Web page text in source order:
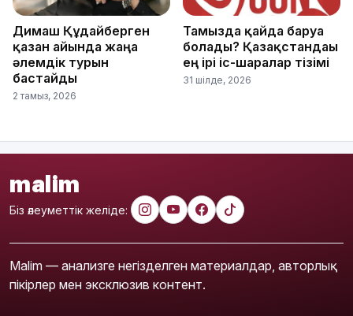
Димаш Құдайберген
қазан айында жаңа
әлемдік турын
бастайды
2 тамыз, 2026
Тамызда қайда баруға
болады? Қазақстандағы
ең ірі іс-шаралар тізімі
31 шілде, 2026
malim
Біз әлеуметтік желіде:
Malim — анализге негізделген материалдар, авторлық
пікірлер мен эксклюзив контент.